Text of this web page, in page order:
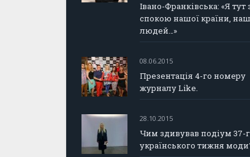
Івано-Франківська: «Я тут
спокою нашої країни,
людей…»
08.06.2015
Презентація 4-го номеру
журналу Like.
28.10.2015
Чим здивував подіум 37-
українського тижня